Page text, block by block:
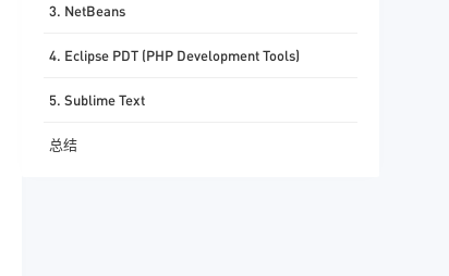
3. NetBeans
4. Eclipse PDT (PHP Development Tools)
5. Sublime Text
总结